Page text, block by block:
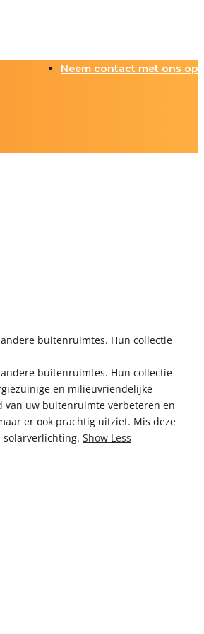
Neem contact met ons op
buitenruimtes. Hun collectie
buitenruimtes. Hun collectie
en milieuvriendelijke
van uw buitenruimte verbeteren en
er ook prachtig uitziet. Mis deze
solarverlichting. Show Less